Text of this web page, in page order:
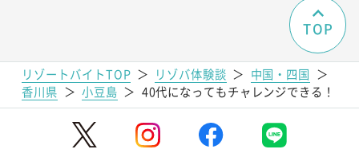
リゾートバイトTOP ＞ リゾバ体験談 ＞ 中国・四国 ＞
香川県 ＞ 小豆島 ＞ 40代になってもチャレンジできる！
TOP